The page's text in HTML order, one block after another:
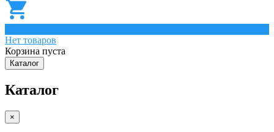
Нет товаров
Корзина пуста
Каталог
Каталог
×